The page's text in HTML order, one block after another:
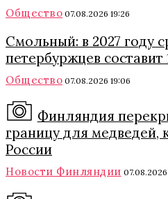
Общество 07.08.2026 19:26
Смольный: в 2027 году
петербуржцев составит
Общество 07.08.2026 19:06
Финляндия
границу для медведей,
России
Новости Финляндии 07.08.2026